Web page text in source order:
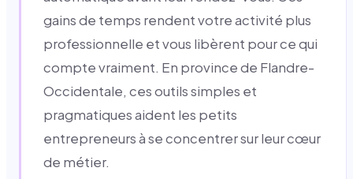
gains de temps rendent votre activité plus
professionnelle et vous libèrent pour ce qui
compte vraiment. En province de Flandre-
Occidentale, ces outils simples et
pragmatiques aident les petits
entrepreneurs à se concentrer sur leur cœur
de métier.